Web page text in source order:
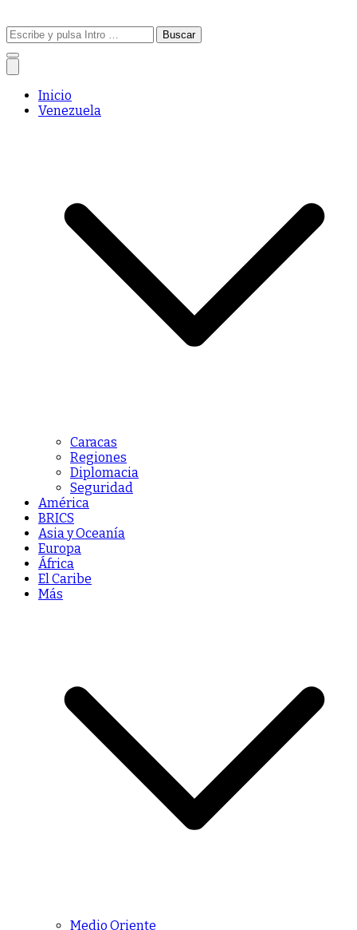
Buscar:
Inicio
Venezuela
Caracas
Regiones
Diplomacia
Seguridad
América
BRICS
Asia y Oceanía
Europa
África
El Caribe
Más
Medio Oriente